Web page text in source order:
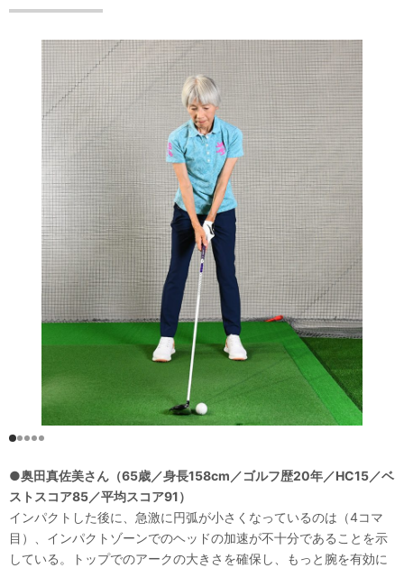
●奥田真佐美さん（65歳／身長158cm／ゴルフ歴20年／HC15／ベ
ストスコア85／平均スコア91）
インパクトした後に、急激に円弧が小さくなっているのは（4コマ
目）、インパクトゾーンでのヘッドの加速が不十分であることを示
している。トップでのアークの大きさを確保し、もっと腕を有効に